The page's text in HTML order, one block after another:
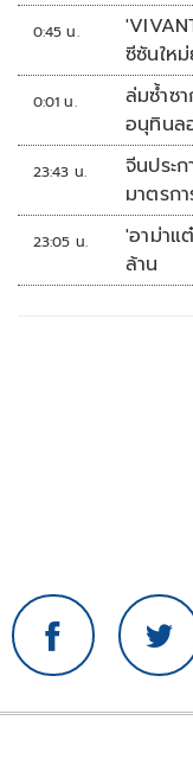
0:45 น.
ซีซันให
0:01 น.
ล่มซ้ำซาก
อนุทินล
23:43 น.
จีนประ
มาตรก
23:05 น.
'อาม่าแ
ล้าน